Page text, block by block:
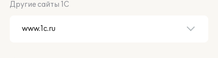
Другие сайты 1С